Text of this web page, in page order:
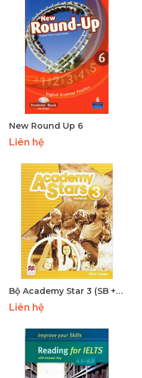
New Round Up 6
Liên hệ
Bộ Academy Star 3 (SB + WB ) - IN
Liên hệ